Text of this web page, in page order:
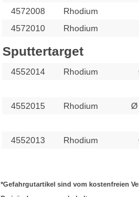
4572008
Rhodium
4572010
Rhodium
Sputtertarget
4552014 Rhodium
4552015 Rhodium Ø
4552013 Rhodium
*Gefahrgutartikel sind vom kostenfreien